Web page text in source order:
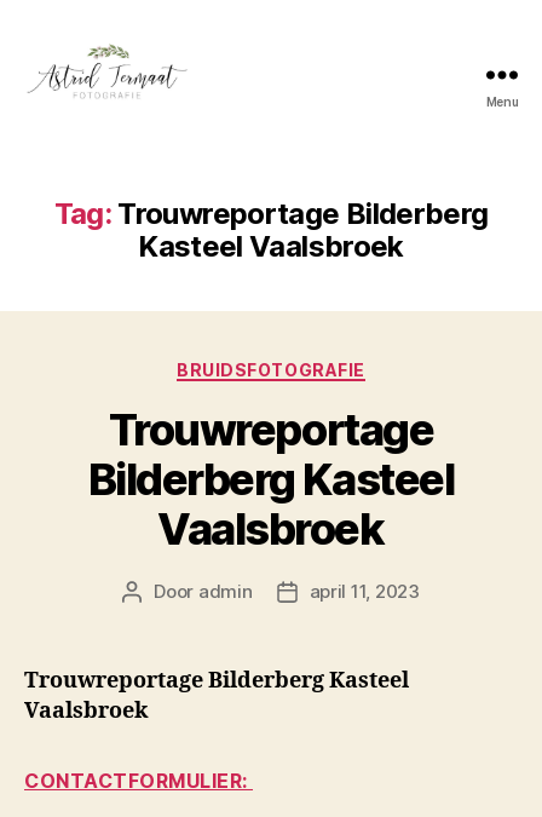
Menu
Tag: Trouwreportage Bilderberg
Kasteel Vaalsbroek
Categorieën
BRUIDSFOTOGRAFIE
Trouwreportage
Bilderberg Kasteel
Vaalsbroek
Berichtauteur
Door admin Berichtdatum
april 11, 2023
Trouwreportage Bilderberg Kasteel
Vaalsbroek
CONTACTFORMULIER: